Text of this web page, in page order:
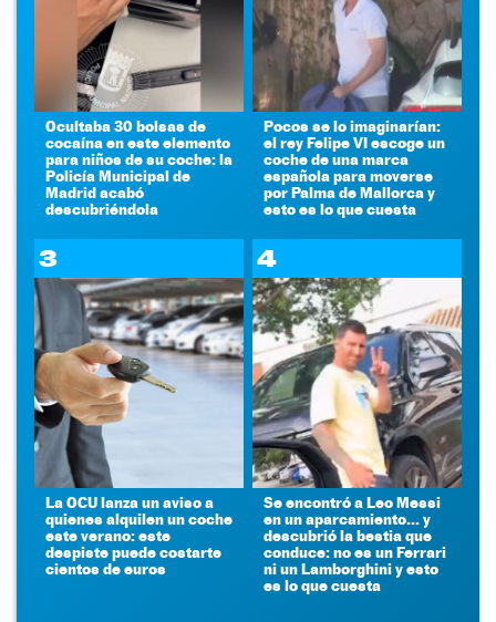
Ocultaba 30 bolsas de
cocaína en este elemento
para niños de su coche: la
Policía Municipal de
Madrid acabó
descubriéndola
Pocos se lo imaginarían:
el rey Felipe VI escoge un
coche de una marca
española para moverse
por Palma de Mallorca y
esto es lo que cuesta
3
La OCU lanza un aviso a
quienes alquilen un coche
este verano: este
despiste puede costarte
cientos de euros
4
Se encontró a Leo Messi
en un aparcamiento... y
descubrió la bestia que
conduce: no es un Ferrari
ni un Lamborghini y esto
es lo que cuesta